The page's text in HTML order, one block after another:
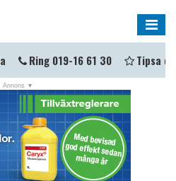
Ring 019-16 61 30 Tipsa oss